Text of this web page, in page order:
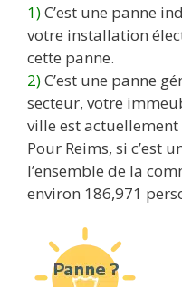
1)C’est une panne
votre installation
cette panne.
2)C’est une panne
secteur, votre
ville est actuellement
Pour Reims, si c’est
l’ensemble de la
environ 186,971